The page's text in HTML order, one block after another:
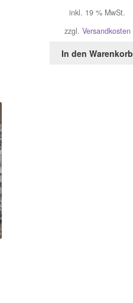
inkl. 19 % MwSt.
zzgl. Versandkosten
In den Warenkorb